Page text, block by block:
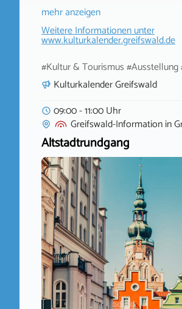
mehr anzeigen
Weitere Informationen unter
www.kulturkalender.greifswald.de
#Kultur & Tourismus
Kulturkalender Greifswald
09:00 - 11:00 Uhr
Greifswald-Informationin
Altstadtrundgang